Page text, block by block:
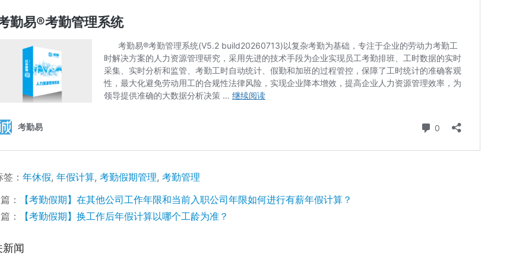
签： 年休假, 年假计算, 考勤假期管理, 考勤管理
：
【考勤假期】在其他公司工作年限和当前入职公司年限如何进行有薪年假计算？
：
【考勤假期】换工作后年假计算以哪个工龄为准？
新闻